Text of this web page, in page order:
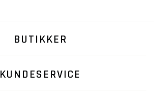
BUTIKKER
KUNDESERVICE